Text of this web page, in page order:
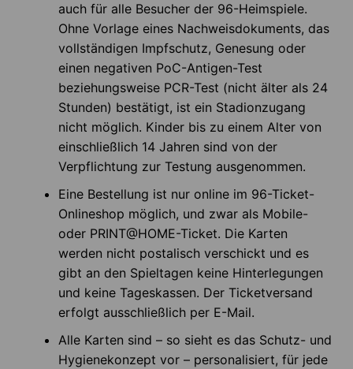
auch für alle Besucher der 96-Heimspiele.
Ohne Vorlage eines Nachweisdokuments, das
vollständigen Impfschutz, Genesung oder
einen negativen PoC-Antigen-Test
beziehungsweise PCR-Test (nicht älter als 24
Stunden) bestätigt, ist ein Stadionzugang
nicht möglich. Kinder bis zu einem Alter von
einschließlich 14 Jahren sind von der
Verpflichtung zur Testung ausgenommen.
Eine Bestellung ist nur online im 96-Ticket-
Onlineshop möglich, und zwar als Mobile-
oder PRINT@HOME-Ticket. Die Karten
werden nicht postalisch verschickt und es
gibt an den Spieltagen keine Hinterlegungen
und keine Tageskassen. Der Ticketversand
erfolgt ausschließlich per E-Mail.
Alle Karten sind – so sieht es das Schutz- und
Hygienekonzept vor – personalisiert, für jede